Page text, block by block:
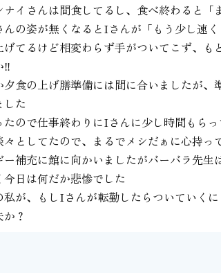
ナイさんは間食してるし、食べ終わると
んの姿が無くなるとIさんが「もう少し速
げてるけど相変わらず手がついてこず、
‼
夕食の上げ膳準備には間に合いましたが
した
たので仕事終わりにIさんに少し時間もら
々としてたので、まるでメシだぁに心持っ
ー補充に館に向かいましたがバーバラ先
今日は何だか悲惨でした
私が、もしIさんが転勤したらついていく
？